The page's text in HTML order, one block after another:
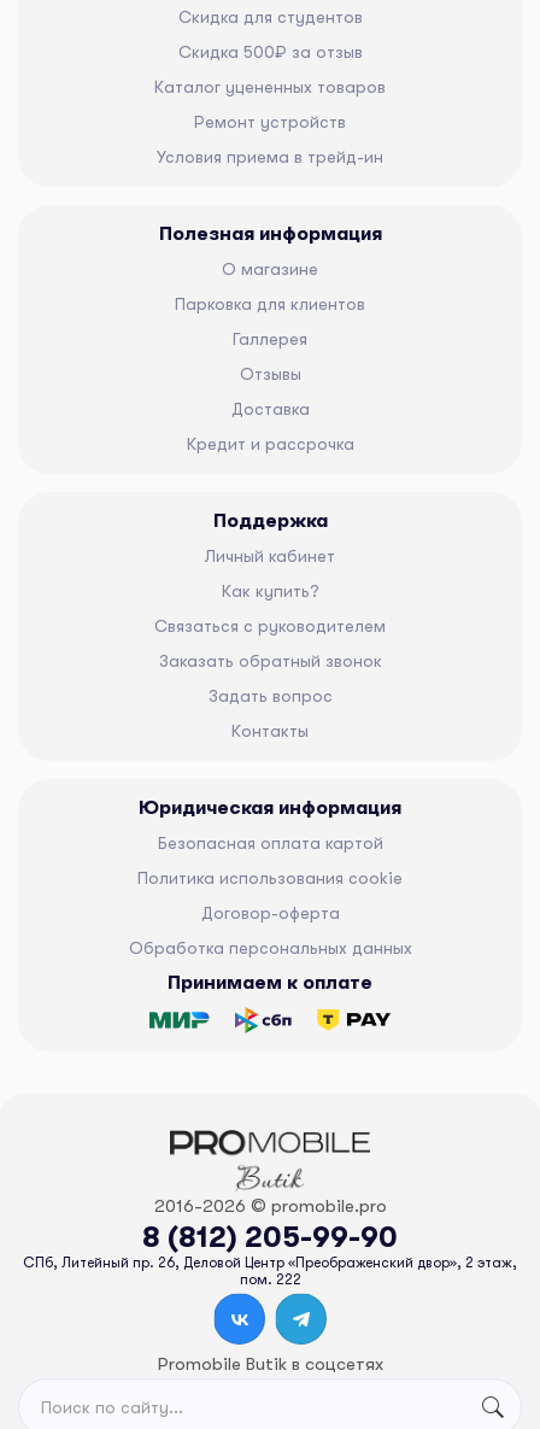
Скидка для студентов
Скидка 500₽ за отзыв
Каталог уцененных товаров
Ремонт устройств
Условия приема в трейд-ин
Полезная информация
О магазине
Парковка для клиентов
Галлерея
Отзывы
Доставка
Кредит и рассрочка
Поддержка
Личный кабинет
Как купить?
Связаться с руководителем
Заказать обратный звонок
Задать вопрос
Контакты
Юридическая информация
Безопасная оплата картой
Политика использования cookie
Договор-оферта
Обработка персональных данных
Принимаем к оплате
2016-2026 © promobile.pro
8 (812) 205-99-90
СПб, Литейный пр. 26, Деловой Центр «Преображенский двор», 2 этаж,
пом. 222
Promobile Butik в соцсетях